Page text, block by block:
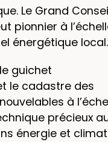
Le Grand
pionnier à
énergétique local.
guichet
le cadastre des
à
précieux
énergie et climat